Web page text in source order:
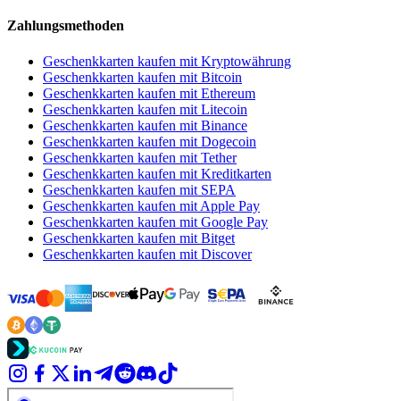
Zahlungsmethoden
Geschenkkarten kaufen mit Kryptowährung
Geschenkkarten kaufen mit Bitcoin
Geschenkkarten kaufen mit Ethereum
Geschenkkarten kaufen mit Litecoin
Geschenkkarten kaufen mit Binance
Geschenkkarten kaufen mit Dogecoin
Geschenkkarten kaufen mit Tether
Geschenkkarten kaufen mit Kreditkarten
Geschenkkarten kaufen mit SEPA
Geschenkkarten kaufen mit Apple Pay
Geschenkkarten kaufen mit Google Pay
Geschenkkarten kaufen mit Bitget
Geschenkkarten kaufen mit Discover